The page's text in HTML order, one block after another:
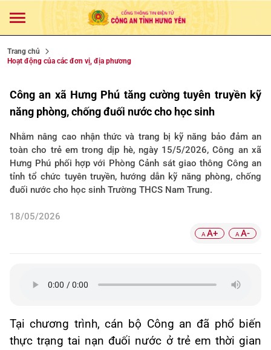
Trang chủ
Hoạt động của các đơn vị, địa phương
Công an xã Hưng Phú tăng cường tuyên truyền kỹ
năng phòng, chống đuối nước cho học sinh
Nhằm nâng cao nhận thức và trang bị kỹ năng bảo đảm an
toàn cho trẻ em trong dịp hè, ngày 15/5/2026, Công an xã
Hưng Phú phối hợp với Phòng Cảnh sát giao thông Công an
tỉnh tổ chức tuyên truyền, hướng dẫn kỹ năng phòng, chống
đuối nước cho học sinh Trường THCS Nam Trung.
18/05/2026
A A+ A A-
Tại chương trình, cán bộ Công an đã phổ biến
thực trạng tai nạn đuối nước ở trẻ em thời gian